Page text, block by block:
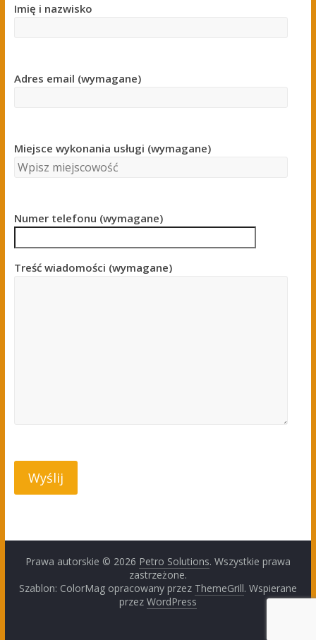
Imię i nazwisko
Adres email (wymagane)
Miejsce wykonania usługi (wymagane)
Numer telefonu (wymagane)
Treść wiadomości (wymagane)
Prawa autorskie © 2026 Petro Solutions. Wszystkie prawa
zastrzeżone.
Szablon: ColorMag opracowany przez ThemeGrill. Wspierane
przez WordPress